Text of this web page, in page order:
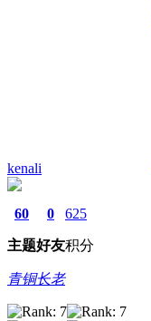
kenali
60
主题
0
好友
625
积分
青铜长老